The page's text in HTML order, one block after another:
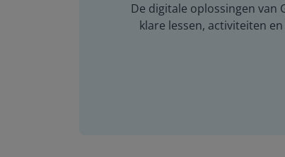
De digitale oplossingen van
klare lessen, activiteiten